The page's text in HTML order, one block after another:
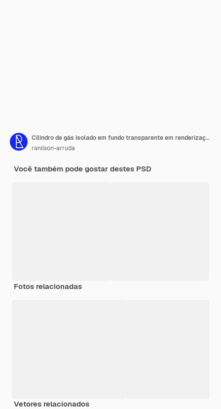
Cilindro de gás isolado em fundo transparente em renderização 3d realista
ranilson-arruda
Você também pode gostar destes PSD
Fotos relacionadas
Vetores relacionados